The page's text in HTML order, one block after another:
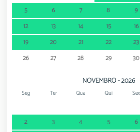
5
6 7 8 9
12
13 14 15 16
19
20 21 22 23
26
27 28 29 30
NOVEMBRO - 2026
Seg Ter Qua Qui Sex
2
3 4 5 6